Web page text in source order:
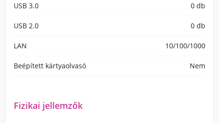
USB 3.0 0 db
USB 2.0 0 db
LAN 10/100/1000
Beépített kártyaolvasó Nem
Fizikai jellemzők